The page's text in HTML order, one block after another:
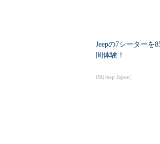
のシステム”も
分析し、活用で
そのために、マ
Jeepの7シーターを
間体験！
PR(Jeep Japan)